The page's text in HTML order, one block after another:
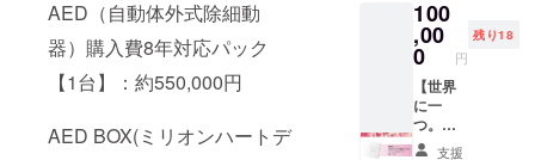
AED（自動体外式除細動
器）購入費8年対応パック
【1台】：約550,000円
AED BOX(ミリオンハートデ
40✕約
65mm
※細部デ
ザイン
は変更
になる
場合が
ござい
択可能
です 素
材：プ
ス
ター
0085−C
VT ご希
サイン
は橘ナ
オキ直
筆にな
りま
す。 ※
額縁の
デザイ
限り掲
載 ・掲
載方
法：文
字の
み。
AED
ボック
ことん
語りま
しょ
う！ ・
詳細：
ポッド
キャス
ト「静
100
,00
0 円
残り18
【世界
に一
つ。橘
ナオキ
支援